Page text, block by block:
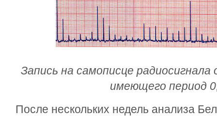
Запись на самописце радиосигнала
имеющего период
После нескольких недель анализа